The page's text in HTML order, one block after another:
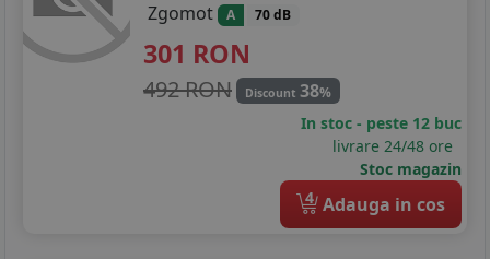
Zgomot A 70 dB
301 RON
492 RON Discount 38%
In stoc - peste 12 buc
livrare 24/48 ore
Stoc magazin
4 Adauga in cos